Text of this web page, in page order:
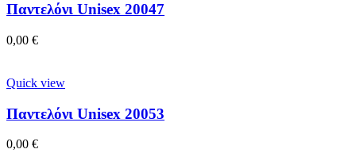
Παντελόνι Unisex 20047
0,00 €
Quick view
Παντελόνι Unisex 20053
0,00 €